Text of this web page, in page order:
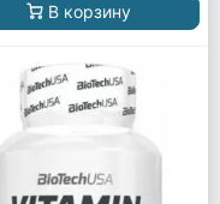
В корзину